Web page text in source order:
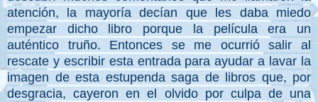
atención, la mayoría decían que les daba miedo
empezar dicho libro porque la película era un
auténtico truño. Entonces se me ocurrió salir al
rescate y escribir esta entrada para ayudar a lavar la
imagen de esta estupenda saga de libros que, por
desgracia, cayeron en el olvido por culpa de una